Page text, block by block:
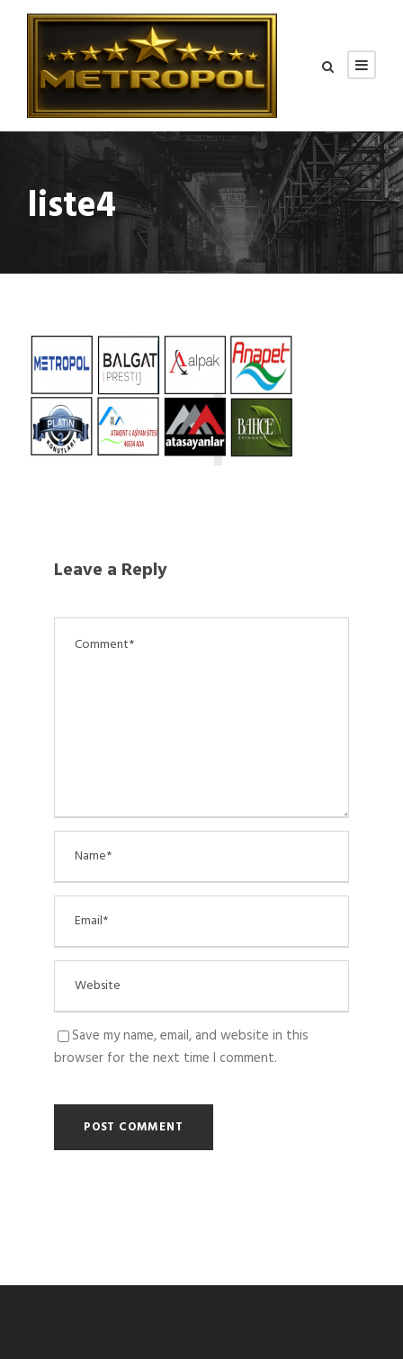
liste4
Leave a Reply
Save my name, email, and website in this
browser for the next time I comment.